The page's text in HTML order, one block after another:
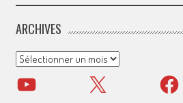
ARCHIVES
Archives
YouTube X